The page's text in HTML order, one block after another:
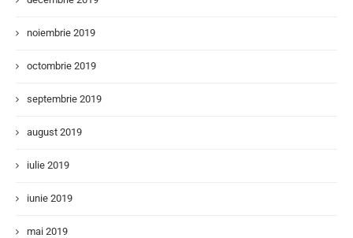
noiembrie 2019
octombrie 2019
septembrie 2019
august 2019
iulie 2019
iunie 2019
mai 2019